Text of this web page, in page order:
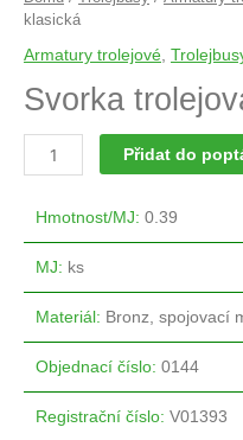
klasická
Armatury trolejové,
Svorka
Přidat do
Hmotnost/MJ: 0.39
MJ: ks
Materiál: Bronz, spojovací
Objednací číslo: 0144
Registrační číslo: V01393